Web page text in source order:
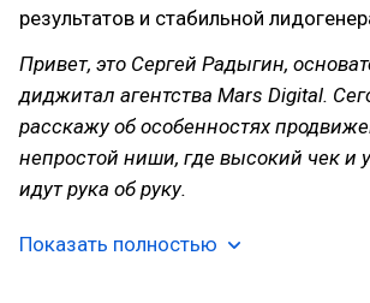
результатов и стабильной
Привет, это Сергей Радыгин,
диджитал агентства Mars Digital.
расскажу об особенностях
непростой ниши, где высокий чек и
идут рука об руку.
Показать полностью